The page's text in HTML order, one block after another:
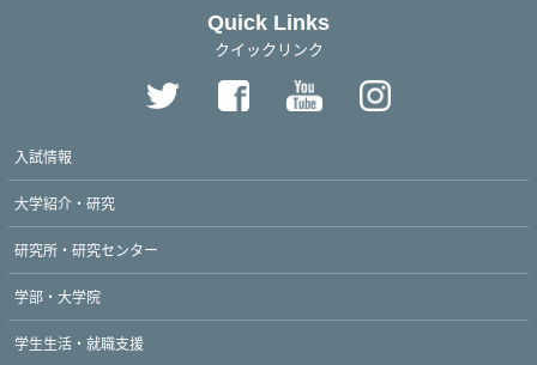
Quick Links
クイックリンク
入試情報
大学紹介・研究
研究所・研究センター
学部・大学院
学生生活・就職支援